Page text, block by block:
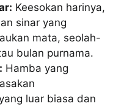
Keesokan harinya,
sinar yang
mata, seolah-
bulan purnama.
Hamba yang
luar biasa dan